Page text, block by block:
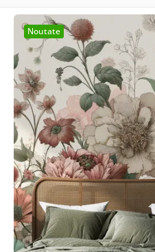
Noutate